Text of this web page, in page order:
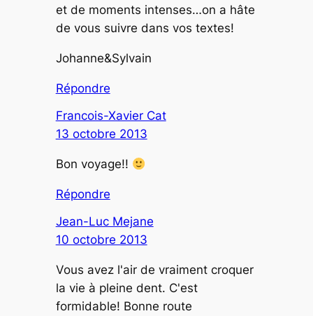
et de moments intenses…on a hâte
de vous suivre dans vos textes!
Johanne&Sylvain
Répondre
Francois-Xavier Cat
13 octobre 2013
Bon voyage!!
Répondre
Jean-Luc Mejane
10 octobre 2013
Vous avez l'air de vraiment croquer
la vie à pleine dent. C'est
formidable! Bonne route